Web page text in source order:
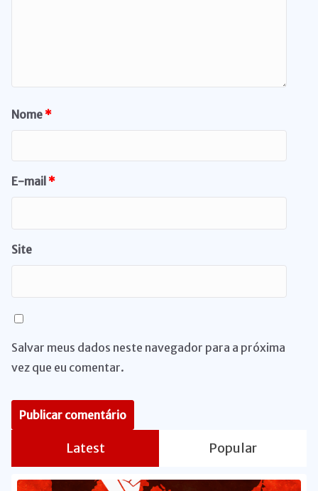
Nome*
E-mail *
Site
Salvar meus dados neste navegador para a próxima
vez que eu comentar.
Latest Popular